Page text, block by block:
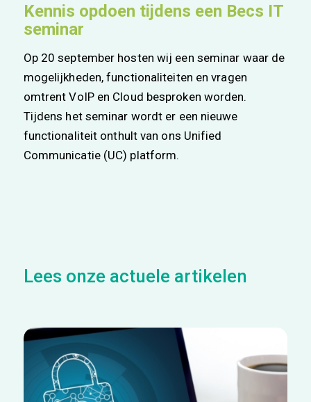
Kennis opdoen tijdens een Becs IT
seminar
Op 20 september hosten wij een seminar waar de
mogelijkheden, functionaliteiten en vragen
omtrent VoIP en Cloud besproken worden.
Tijdens het seminar wordt er een nieuwe
functionaliteit onthult van ons Unified
Communicatie (UC) platform.
Lees onze actuele artikelen